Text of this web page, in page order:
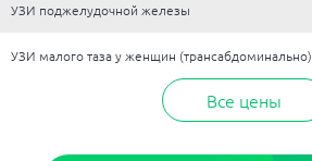
УЗИ поджелудочной железы
УЗИ малого таза у женщин (трансабдоминально)
Все цены